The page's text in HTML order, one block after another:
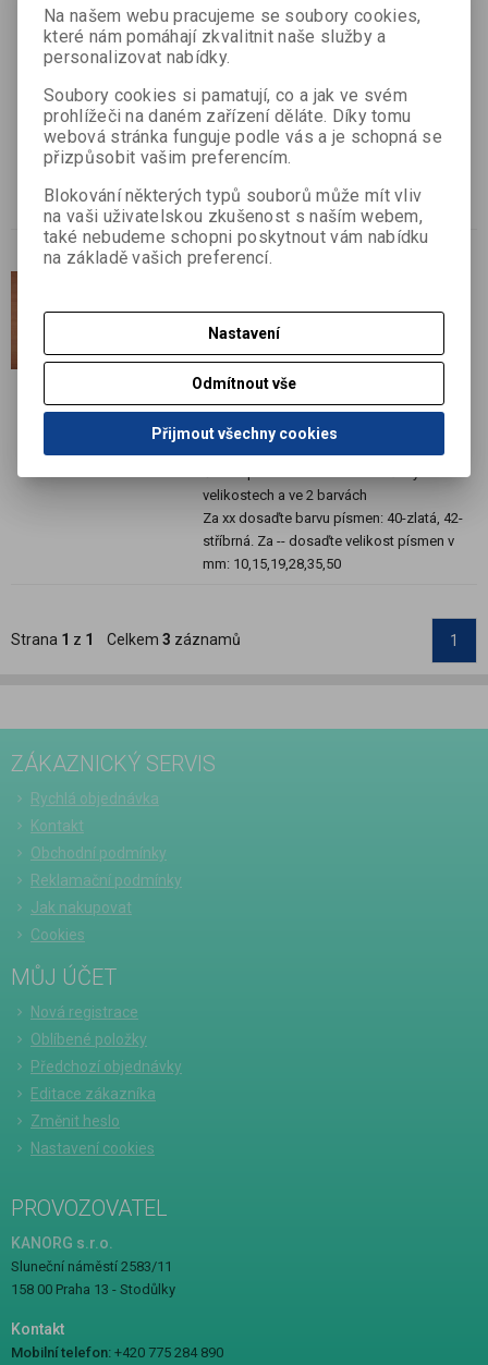
Výrobce:GRAFITYP leaders in
lettersystems
Termín dodání (dny):
Malá písmena pro drážkové tabule v
různých velikostech a ve 2 barvách
Za xx dosaďte barvu písmen: 40-zlatá, 42-
stříbrná. Za -- dosaďte velikost písmen v
mm: 10,15,19,28,35,50
Číslice pro drážkové tabule
Výrobce:GRAFITYP leaders in
lettersystems
Termín dodání (dny):7
Skladem:Dodací lhůta cca 7 dní ks
velikostech a ve 2 barvách
Za xx dosaďte barvu písmen: 40-zlatá, 42-
stříbrná. Za -- dosaďte velikost písmen v
mm: 10,15,19,28,35,50
Strana 1 z 1 Celkem 3 záznamů 1
ZÁKAZNICKÝ SERVIS
Rychlá objednávka
Kontakt
Obchodní podmínky
Reklamační podmínky
Jak nakupovat
Cookies
MŮJ ÚČET
Nová registrace
Oblíbené položky
Předchozí objednávky
Editace zákazníka
Změnit heslo
Nastavení cookies
PROVOZOVATEL
KANORG s.r.o.
Sluneční náměstí 2583/11
158 00 Praha 13 - Stodůlky
Kontakt
Mobilní telefon: +420 775 284 890
Na našem webu pracujeme se soubory cookies,
které nám pomáhají zkvalitnit naše služby a
personalizovat nabídky.
Soubory cookies si pamatují, co a jak ve svém
prohlížeči na daném zařízení děláte. Díky tomu
webová stránka funguje podle vás a je schopná se
přizpůsobit vašim preferencím.
Blokování některých typů souborů může mít vliv
na vaši uživatelskou zkušenost s naším webem,
také nebudeme schopni poskytnout vám nabídku
na základě vašich preferencí.
Nastavení
Odmítnout vše
Přijmout všechny cookies